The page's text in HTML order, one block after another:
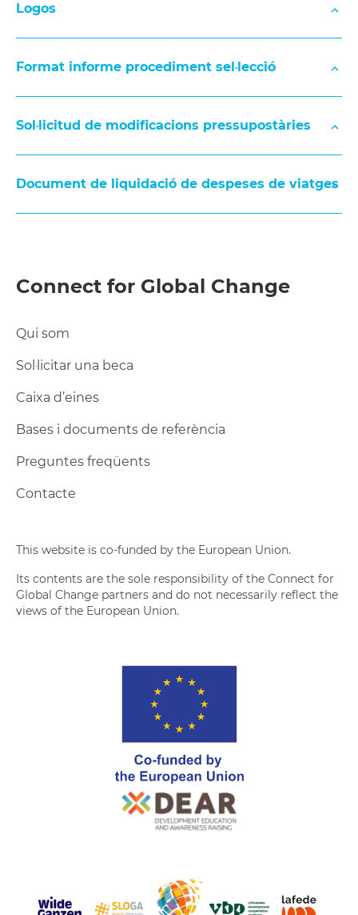
CONTRACTE DE LA BECA
Logos
LOGO CONNECT FOR GLOBAL CHANGE + LOGO
LOGO UE
Format informe procediment sel·lecció
FORMAT INFORME PROCEDIMENT SELECCIÓ
Sol·licitud de modificacions pressupostàries
Document de liquidació de despeses de viatges
LIQUIDACIÓ DE DESPESES
Connect for Global Change
Qui som
Sol·licitar una beca
Caixa d’eines
Bases i documents de referència
Preguntes freqüents
Contacte
This website is co-funded by the European Union.
Its contents are the sole responsibility of the Connect for
Global Change partners and do not necessarily reflect the
views of the European Union.